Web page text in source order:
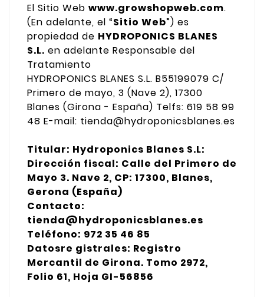
El Sitio Web www.growshopweb.com.
(En adelante, el “Sitio Web”) es
propiedad de HYDROPONICS BLANES
S.L. en adelante Responsable del
Tratamiento
HYDROPONICS BLANES S.L. B55199079 C/
Primero de mayo, 3 (Nave 2), 17300
Blanes (Girona - España) Telfs: 619 58 99
48 E-mail: tienda@hydroponicsblanes.es
Titular​: Hydroponics Blanes S.L:
Dirección fiscal​: Calle del Primero de
Mayo 3. Nave 2, CP: 17300, Blanes,
Gerona (España​)
Contacto​:
tienda@hydroponicsblanes.es
Teléfono: 972 35 46 85
Datosre gistrales​:​ Registro
Mercantil de Girona. Tomo 2972,
Folio 61, Hoja GI-56856